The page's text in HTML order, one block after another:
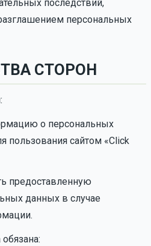
последствий,
персональных
СТОРОН
о персональных
пользования сайтом «Click
предоставленную
данных в случае